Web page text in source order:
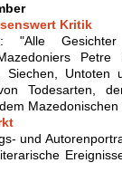
Kritik
"Alle
Petre
Siechen, Untoten
Todesarten,
Mazedonischen
und